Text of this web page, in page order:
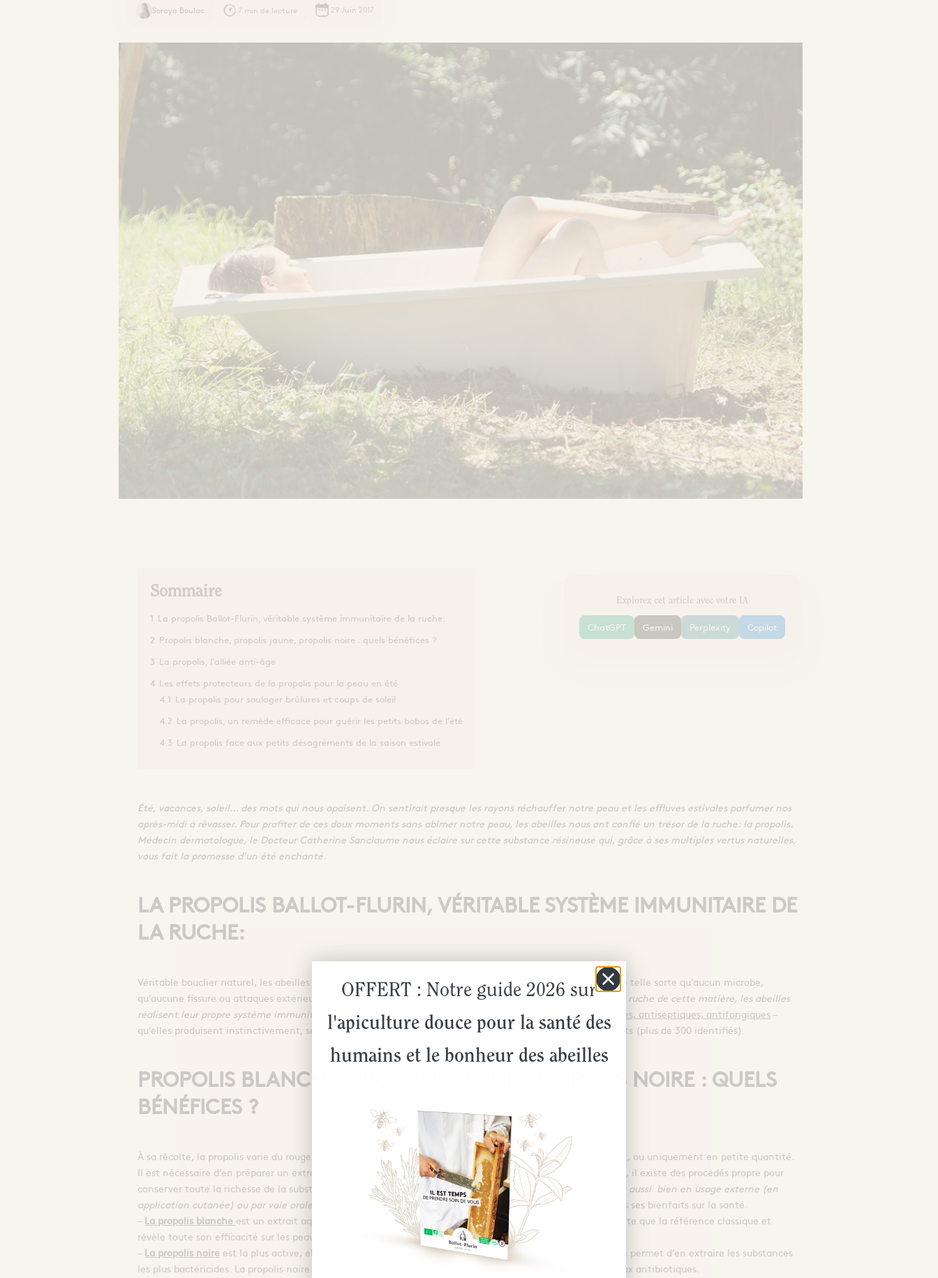
Soraya Boulac 7 min de lecture 29 Juin 2017
Sommaire
1 La propolis Ballot-Flurin, véritable système immunitaire de la ruche:
2 Propolis blanche, propolis jaune, propolis noire : quels bénéfices ?
3 La propolis, l’alliée anti-âge
4 Les effets protecteurs de la propolis pour la peau en été
4.1 La propolis pour soulager brûlures et coups de soleil
4.2 La propolis, un remède efficace pour guérir les petits bobos de l’été
4.3 La propolis face aux petits désagréments de la saison estivale
Explorez cet article avec votre IA
ChatGPT Gemini Perplexity Copilot
Été, vacances, soleil… des mots qui nous apaisent. On sentirait presque les rayons réchauffer notre peau et les effluves estivales parfumer nos
après-midi à rêvasser. Pour profiter de ces doux moments sans abîmer notre peau, les abeilles nous ont confié un trésor de la ruche: la propolis.
Médecin dermatologue, le Docteur Catherine Sanciaume nous éclaire sur cette substance résineuse qui, grâce à ses multiples vertus naturelles,
vous fait la promesse d’un été enchanté.
LA PROPOLIS BALLOT-FLURIN, VÉRITABLE SYSTÈME IMMUNITAIRE DE
LA RUCHE:
Véritable bouclier naturel, les abeilles produisent la propolis pour renforcer, protéger et assainir la ruche de telle sorte qu’aucun microbe,
qu’aucune fissure ou attaques extérieures ne nuisent à la vie de la colonie.« En recouvrant les parois de la ruche de cette matière, les abeilles
réalisent leur propre système immunitaire »
nous confie le Docteur Sanciaume. Cet antidote – antibiotiques, antiseptiques, antifongiques–
qu’elles produisent instinctivement, se révèle être un trésor de bienfaits grâce à sa richesse de constituants (plus de 300 identifiés).
PROPOLIS BLANCHE, PROPOLIS JAUNE, PROPOLIS NOIRE : QUELS
BÉNÉFICES ?
À sa récolte, la propolis varie du rouge foncé au marron foncé mais n’est pas consommable à[1] l’état brut, ou uniquement en petite quantité.
Il est nécessaire d’en préparer un extrait pour qu’il soit mis à disposition du corps. Pour la rendre disponible, il existe des procédés propre pour
conserver toute la richesse de la substance qui vont fonctionner en synergie totale. « La propolis convient aussi bien en usage externe (en
application cutanée) ou par voie orale (en ingestion) »affirme le Docteur Sanciaume. Et à chaque propolis ses bienfaits sur la santé.
– La propolis blanche est un extrait aqueux issu de sa macération dans l’eau. Elle est 6 fois plus antioxydante que la référence classique et
révèle toute son efficacité sur les peaux irritées, agressées ainsi que sur les muqueuses.
– La propolis noire est la plus active, elle est issue de la macération dans de l’eau de vie bio, un procédé qui permet d’en extraire les substances
les plus bactéricides. La propolis noire détruit et chasse les virus et les staphylocoques les plus résistants aux antibiotiques.
OFFERT : Notre guide 2026 sur
l'apiculture douce pour la santé des
humains et le bonheur des abeilles